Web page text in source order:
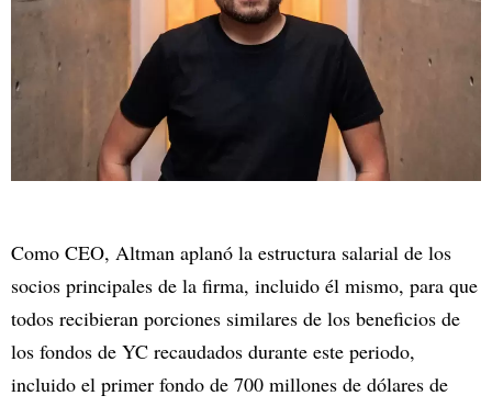
Como CEO, Altman aplanó la estructura salarial de los
socios principales de la firma, incluido él mismo, para que
todos recibieran porciones similares de los beneficios de
los fondos de YC recaudados durante este periodo,
incluido el primer fondo de 700 millones de dólares de